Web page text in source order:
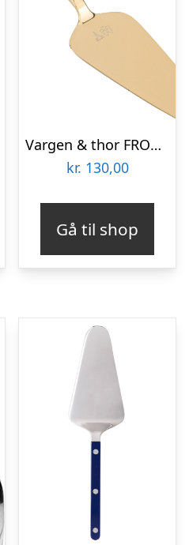
Vargen & thor FROST kagespade, Nimbus
kr. 130,00
Gå til shop